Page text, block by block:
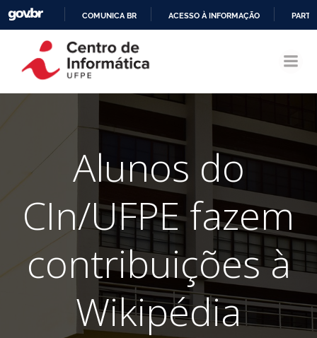
CONTEÚDO
COMUNICA BR ACESSO À INFORMAÇÃO
Alunos do
CIn/UFPE fazem
contribuições à
Wikipédia